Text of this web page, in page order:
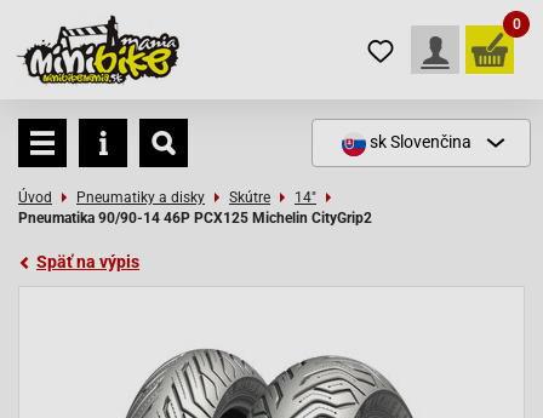
0
skSlovenčina
Úvod Pneumatiky a disky Skútre
14"
Pneumatika 90/90-14 46P PCX125 Michelin CityGrip2
Späť na výpis